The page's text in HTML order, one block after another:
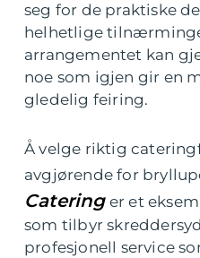
seg for de praktiske
helhetlige
arrangementet kan
noe som igjen gir en
gledelig feiring.
Å velge riktig
avgjørende for
Cateringer et
som tilbyr
profesjonell service